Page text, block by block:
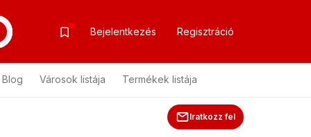
Bejelentkezés Regisztráció
Blog Városok listája Termékek listája
Iratkozz fel